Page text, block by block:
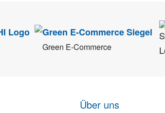
Green E-Commerce
Über uns